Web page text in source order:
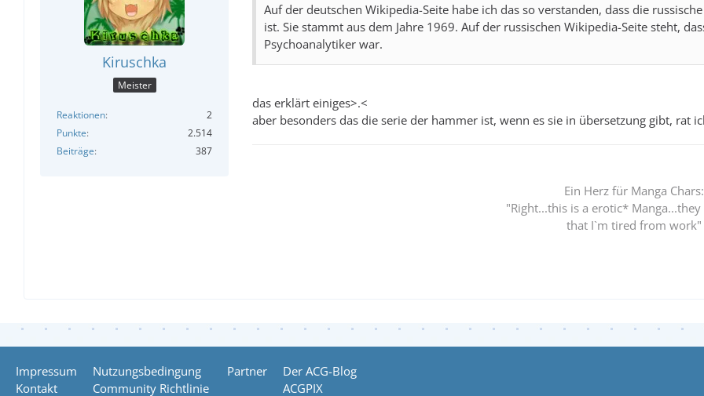
Kiruschka
Meister
Reaktionen
2
Punkte
2.514
Beiträge
387
Auf der deutschen Wikipedia-Seite habe ich das so verstanden, dass die
ist. Sie stammt aus dem Jahre 1969. Auf der russischen Wikipedia-Seite steht,
Psychoanalytiker war.
das erklärt einiges>.<
aber besonders das die serie der hammer ist, wenn es sie in übersetzung gibt, rat
Ein Herz für Manga Chars:
"Right...this is a erotic* Manga...they
that I`m tired from work"
Impressum
Kontakt
Nutzungsbedingung
Community Richtlinie
Partner
Der ACG-Blog
ACGPIX